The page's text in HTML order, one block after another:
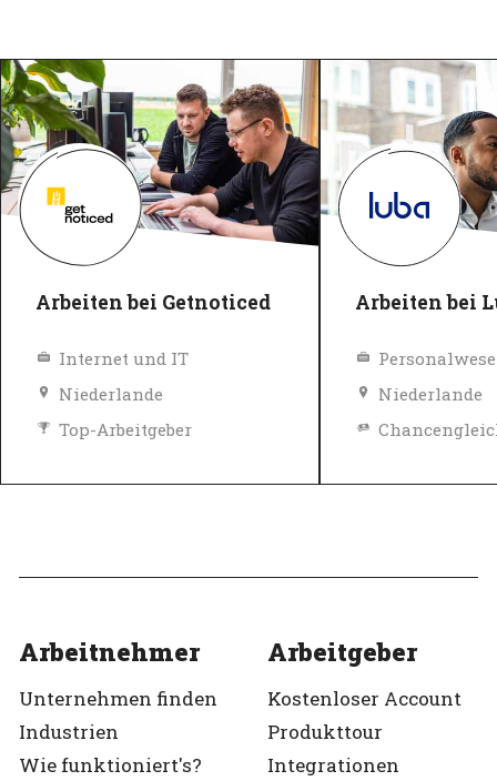
Arbeiten bei Getnoticed
Internet und IT
Niederlande
Top-Arbeitgeber
Arbeiten bei
Niederlande
Arbeitnehmer
Unternehmen finden
Industrien
Wie funktioniert's?
Arbeitgeber
Kostenloser Account
Produkttour
Integrationen